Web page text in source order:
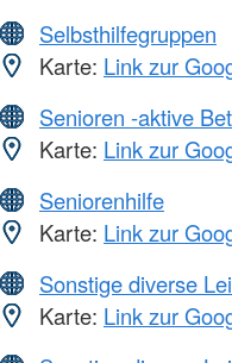
Selbsthilfegruppen
Karte: Link zur
Senioren -aktive
Karte: Link zur
Seniorenhilfe
Karte: Link zur
Sonstige diverse
Karte: Link zur